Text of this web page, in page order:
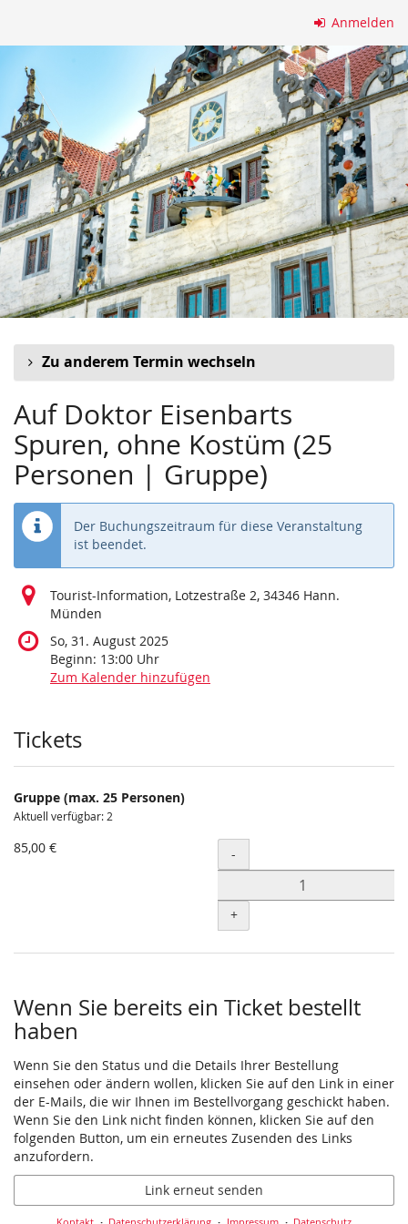
springen
Anmelden
Zu anderem Termin wechseln
Auf Doktor Eisenbarts
Spuren, ohne Kostüm (25
Personen | Gruppe)
Der Buchungszeitraum für diese Veranstaltung
ist beendet.
Tourist-Information, Lotzestraße 2, 34346 Hann.
Münden
So, 31. August 2025
Beginn: 13:00 Uhr
Zum Kalender hinzufügen
Produkte
Tickets
Gruppe (max. 25 Personen)
Aktuell verfügbar: 2
85,00 € Menge
-
+
Wenn Sie bereits ein Ticket bestellt
haben
Wenn Sie den Status und die Details Ihrer Bestellung
einsehen oder ändern wollen, klicken Sie auf den Link in einer
der E-Mails, die wir Ihnen im Bestellvorgang geschickt haben.
Wenn Sie den Link nicht finden können, klicken Sie auf den
folgenden Button, um ein erneutes Zusenden des Links
anzufordern.
Link erneut senden